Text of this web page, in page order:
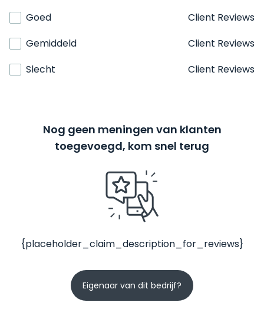
Goed
Client Reviews
Gemiddeld
Client Reviews
Slecht
Client Reviews
Nog geen meningen van klanten
toegevoegd, kom snel terug
{placeholder_claim_description_for_reviews}
Eigenaar van dit bedrijf?